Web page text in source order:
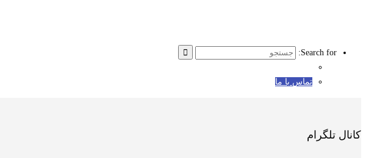
Search for:
تماس با ما
کانال تلگرام